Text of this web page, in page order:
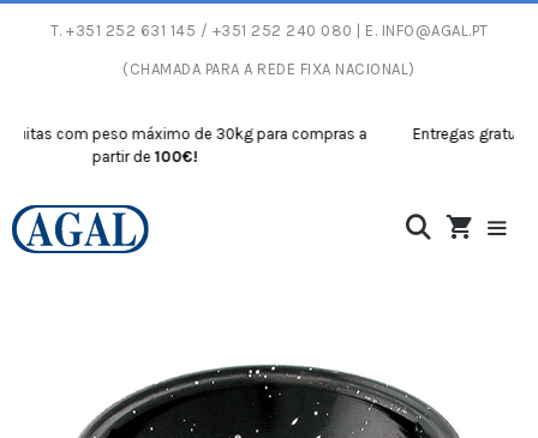
T. +351 252 631 145 / +351 252 240 080 | E. INFO@AGAL.PT
(CHAMADA PARA A REDE FIXA NACIONAL)
com peso máximo de 30kg para compras a
partir de100€!
Entregas gratuitas